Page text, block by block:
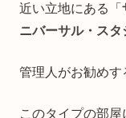
近い立地にある「
ニバーサル・ス
管理人がお勧めす
このタイプの部